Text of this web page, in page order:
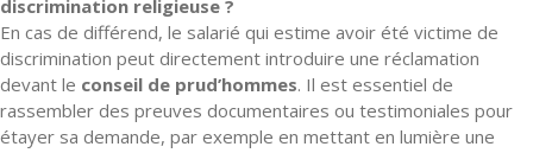
discrimination religieuse ?
En cas de différend, le salarié qui estime avoir été victime de
discrimination peut directement introduire une réclamation
devant le conseil de prud’hommes. Il est essentiel de
rassembler des preuves documentaires ou testimoniales pour
étayer sa demande, par exemple en mettant en lumière une